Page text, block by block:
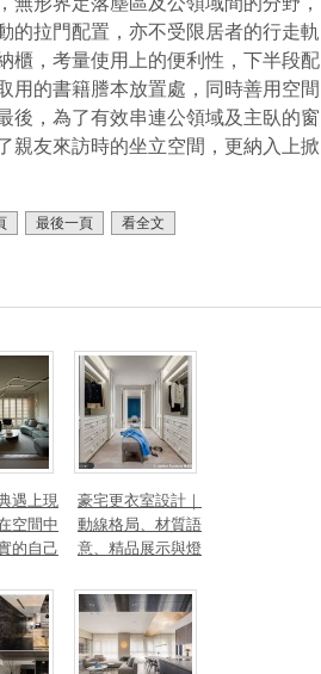
的拉門配置，亦不受限居者的行走軌
櫃，考量使用上的便利性，下半段配
用的書籍謄本放置處，同時善用空間
後，為了有效串連公領域及主臥的窗
親友來訪時的坐立空間，更納入上掀
最後一頁 看全文
遇上現
空間中
的自己
豪宅更衣室設計｜
動線格局、材質語
意、精品展示與燈
打造高訂生活儀式